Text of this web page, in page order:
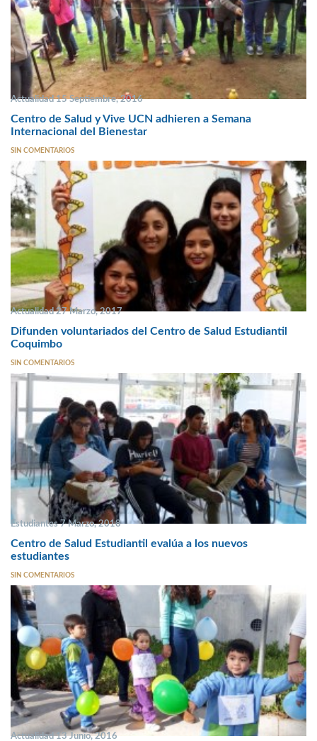
Actualidad 15 Septiembre, 2016
Centro de Salud y Vive UCN adhieren a Semana
Internacional del Bienestar
SIN COMENTARIOS
Actualidad 27 Marzo, 2017
Difunden voluntariados del Centro de Salud Estudiantil
Coquimbo
SIN COMENTARIOS
Estudiantes 7 Marzo, 2018
Centro de Salud Estudiantil evalúa a los nuevos
estudiantes
SIN COMENTARIOS
Actualidad 13 Junio, 2016